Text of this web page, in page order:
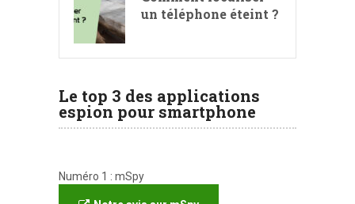
un téléphone éteint ?
Le top 3 des applications
espion pour smartphone
Numéro 1 : mSpy